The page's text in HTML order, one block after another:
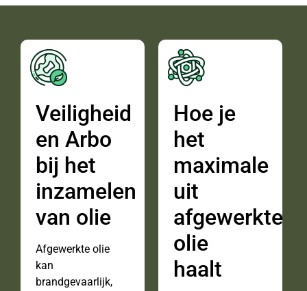
Veiligheid
en Arbo
bij het
inzamelen
van olie
Afgewerkte olie
kan
brandgevaarlijk,
Hoe je
het
maximale
uit
afgewerkte
olie
haalt